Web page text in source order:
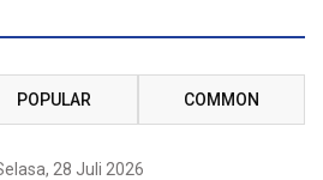
POPULAR COMMON
28 Juli 2026